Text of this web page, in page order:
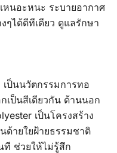
หนอะหนะ ระบายอากาศ
ๆได้ดีทีเดียว ดูแลรักษา
เป็นนวัตกรรมการทอ
ป็นสีเดียวกัน ด้านนอก
เป็นโครงสร้าง
ด้ายใยฝ้ายธรรมชาติ
ที ช่วยให้ไม่รู้สึก